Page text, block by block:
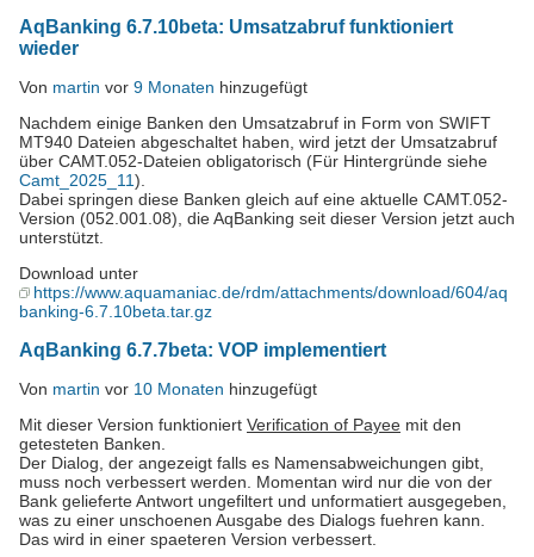
AqBanking 6.7.10beta: Umsatzabruf funktioniert
wieder
Von martin vor 9 Monaten hinzugefügt
Nachdem einige Banken den Umsatzabruf in Form von SWIFT
MT940 Dateien abgeschaltet haben, wird jetzt der Umsatzabruf
über CAMT.052-Dateien obligatorisch (Für Hintergründe siehe
Camt_2025_11).
Dabei springen diese Banken gleich auf eine aktuelle CAMT.052-
Version (052.001.08), die AqBanking seit dieser Version jetzt auch
unterstützt.
Download unter
https://www.aquamaniac.de/rdm/attachments/download/604/aq
banking-6.7.10beta.tar.gz
AqBanking 6.7.7beta: VOP implementiert
Von martin vor 10 Monaten hinzugefügt
Mit dieser Version funktioniert Verification of Payee mit den
getesteten Banken.
Der Dialog, der angezeigt falls es Namensabweichungen gibt,
muss noch verbessert werden. Momentan wird nur die von der
Bank gelieferte Antwort ungefiltert und unformatiert ausgegeben,
was zu einer unschoenen Ausgabe des Dialogs fuehren kann.
Das wird in einer spaeteren Version verbessert.